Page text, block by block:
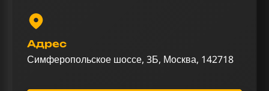
Адрес
Симферопольское шоссе, 3Б, Москва, 142718